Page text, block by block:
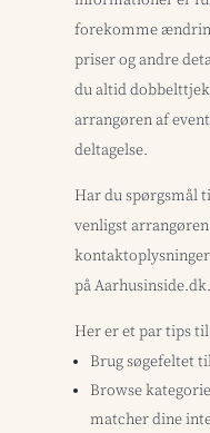
forekomme
priser og andre
du altid
arrangøren af
deltagelse.
Har du spørgsmål
venligst
på Aarhusinside.dk.
Her er et par tips
Brug søgefeltet
Browse
matcher dine